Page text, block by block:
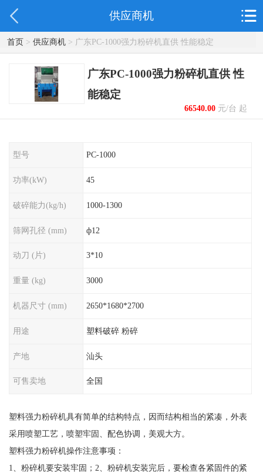
供应商机
首页> 供应商机> 广东PC-1000强力粉碎机直供 性能稳定
广东PC-1000强力粉碎机直供 性
能稳定
66540.00元/台 起
型号 PC-1000
功率(kW) 45
破碎能力(kg/h) 1000-1300
筛网孔径 (mm) ф12
动刀 (片) 3*10
重量 (kg) 3000
机器尺寸 (mm) 2650*1680*2700
用途 塑料破碎 粉碎
产地 汕头
可售卖地 全国
塑料强力粉碎机具有简单的结构特点，因而结构相当的紧凑，外表
采用喷塑工艺，喷塑牢固、配色协调，美观大方。
塑料强力粉碎机操作注意事项：
1、粉碎机要安装牢固；2、粉碎机安装完后，要检查各紧固件的紧